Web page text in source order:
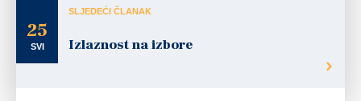
25
SVI
SLJEDEĆI ČLANAK
Izlaznost na izbore